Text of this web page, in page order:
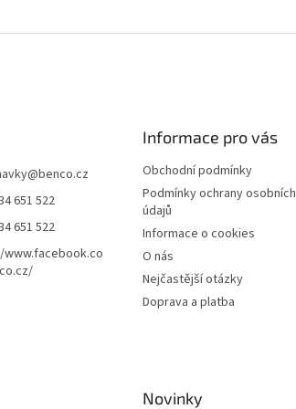
@benco.cz
651 522
651 522
Informace pro vás
Obchodní podmínky
Podmínky ochrany osobních
údajů
Informace o cookies
O nás
Nejčastější otázky
Doprava a platba
Novinky